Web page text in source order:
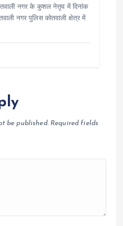
नगर के कुशल नेत्तृव में दिनांक
नगर पुलिस कोतवाली क्षेत्र में
be published. Required fields